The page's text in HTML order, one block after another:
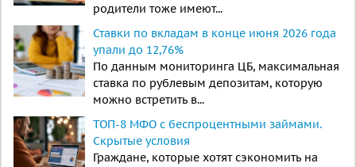
родители тоже имеют...
Ставки по вкладам в конце июня 2026 года
упали до 12,76%
По данным мониторинга ЦБ, максимальная
ставка по рублевым депозитам, которую
можно встретить в...
ТОП-8 МФО с беспроцентными займами.
Скрытые условия
Граждане, которые хотят сэкономить на